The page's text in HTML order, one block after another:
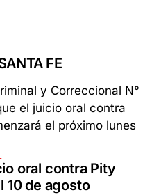
FE
oral contra Pity
10 de agosto